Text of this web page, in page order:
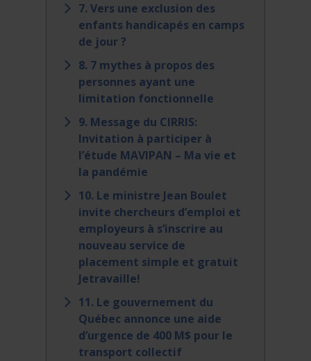
7. Vers une exclusion des
enfants handicapés en camps
de jour ?
8. 7 mythes à propos des
personnes ayant une
limitation fonctionnelle
9. Message du CIRRIS:
Invitation à participer à
l’étude MAVIPAN – Ma vie et
la pandémie
10. Le ministre Jean Boulet
invite chercheurs d’emploi et
employeurs à s’inscrire au
nouveau service de
placement simple et gratuit
Jetravaille!
11. Le gouvernement du
Québec annonce une aide
d’urgence de 400 M$ pour le
transport collectif